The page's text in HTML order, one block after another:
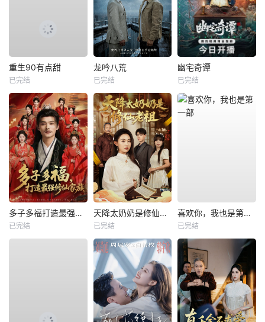
重生90有点甜
已完结
龙吟八荒
已完结
幽宅奇谭
已完结
多子多福打造最强修仙家族
已完结
天降太奶奶是修仙老祖
已完结
喜欢你，我也是第一部
已完结